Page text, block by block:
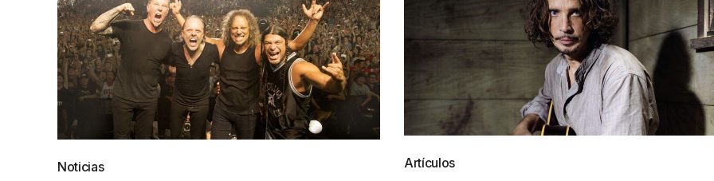
Noticias Artículos